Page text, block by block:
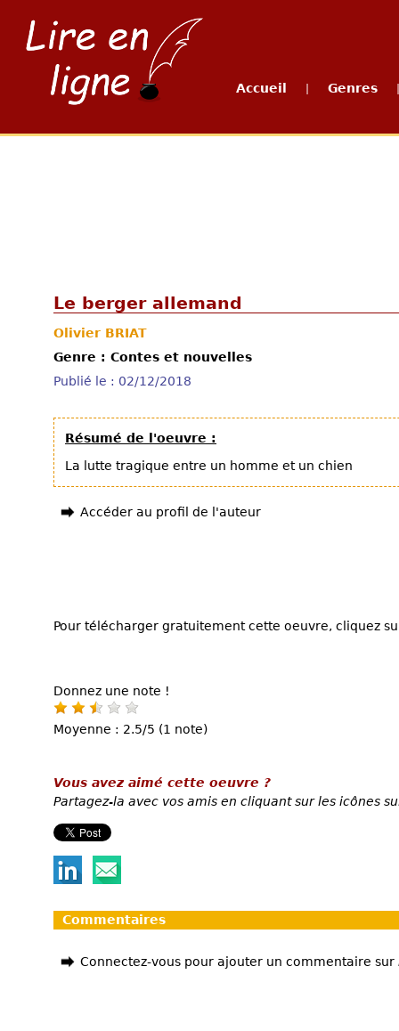
Accueil Genres
Le berger allemand
Olivier BRIAT
Genre : Contes et nouvelles
Publié le : 02/12/2018
Résumé de l'oeuvre :
La lutte tragique entre un homme et un chien
Accéder au profil de l'auteur
Pour télécharger gratuitement cette oeuvre, cliquez
Donnez une note !
Moyenne : 2.5/5 (1 note)
Vous avez aimé cette oeuvre ?
Partagez-la avec vos amis en cliquant sur les icônes
Commentaires
Connectez-vous pour ajouter un commentaire sur